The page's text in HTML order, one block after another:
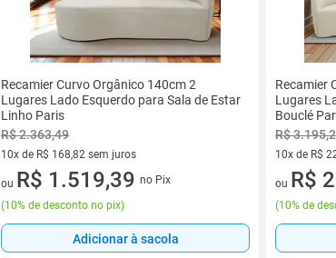
Recamier Curvo Orgânico 140cm 2
Lugares Lado Esquerdo para Sala de Estar
Linho Paris
R$ 2.363,49
10x de R$ 168,82 sem juros
10 vez de R$ 168,82 sem juros
ou R$ 1.519,39 no Pix
(10% de desconto no pix)
Adicionar à sacola
Recamier
Lugares
Bouclé
R$
10x de R$
10 vez de
ou R$
(10% de